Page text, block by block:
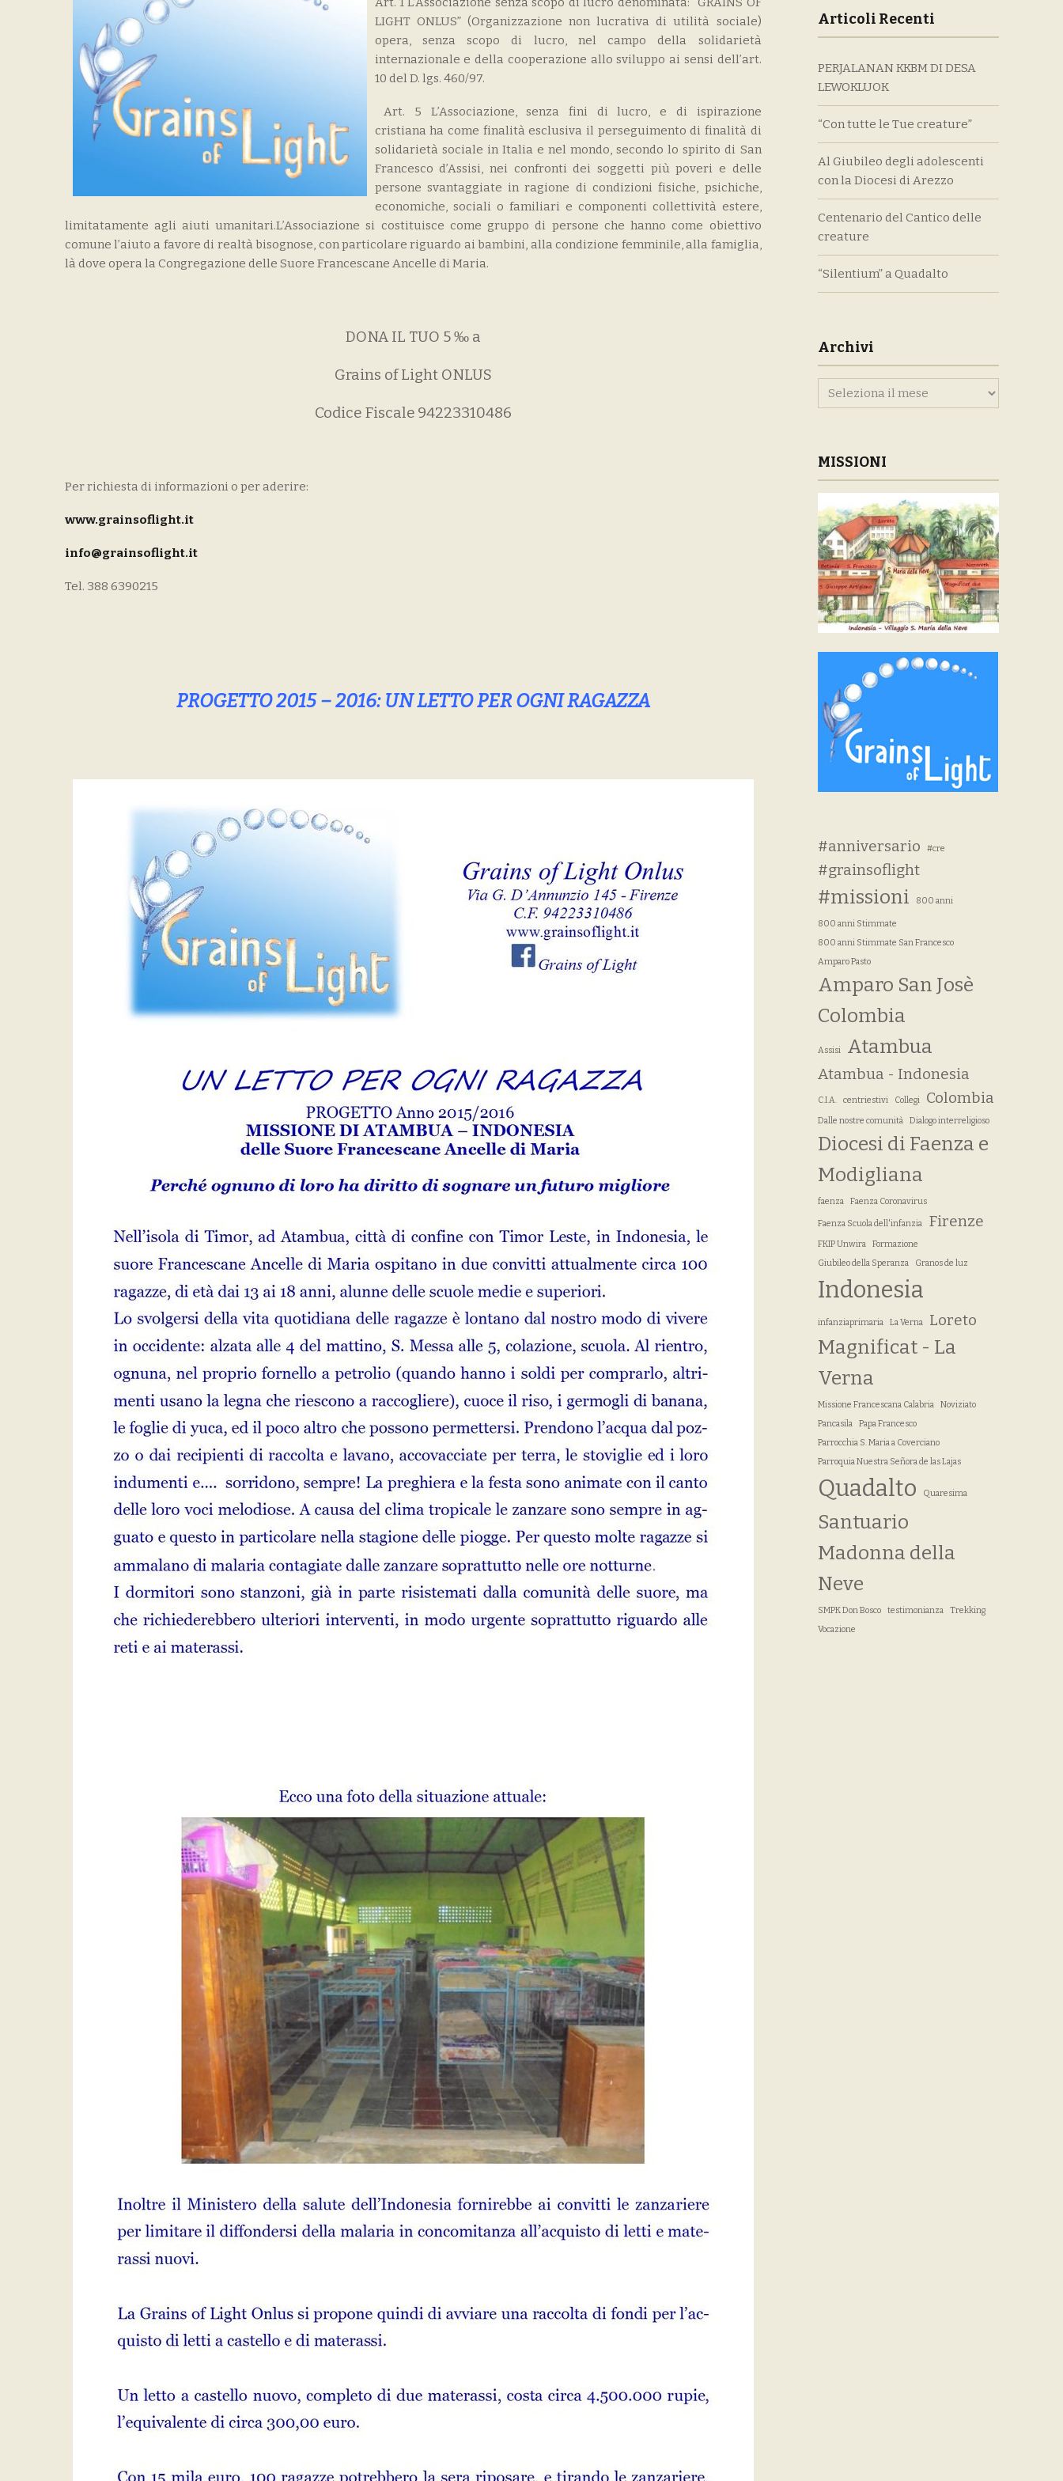
LIGHT ONLUS” (Organizzazione non lucrativa di utilità sociale)
opera, senza scopo di lucro, nel campo della solidarietà
internazionale e della cooperazione allo sviluppo ai sensi dell’art.
10 del D. lgs. 460/97.
Art. 5 L’Associazione, senza fini di lucro, e di ispirazione
cristiana ha come finalità esclusiva il perseguimento di finalità di
solidarietà sociale in Italia e nel mondo, secondo lo spirito di San
Francesco d’Assisi, nei confronti dei soggetti più poveri e delle
persone svantaggiate in ragione di condizioni fisiche, psichiche,
economiche, sociali o familiari e componenti collettività estere,
limitatamente agli aiuti umanitari.L’Associazione si costituisce come gruppo di persone che hanno come obiettivo
comune l’aiuto a favore di realtà bisognose, con particolare riguardo ai bambini, alla condizione femminile, alla famiglia,
là dove opera la Congregazione delle Suore Francescane Ancelle di Maria.
DONA IL TUO 5 ‰ a
Grains of Light ONLUS
Codice Fiscale 94223310486
Per richiesta di informazioni o per aderire:
www.grainsoflight.it
info@grainsoflight.it
Tel. 388 6390215
PROGETTO 2015 – 2016: UN LETTO PER OGNI RAGAZZA
Articoli Recenti
PERJALANAN KKBM DI DESA
LEWOKLUOK
“Con tutte le Tue creature”
Al Giubileo degli adolescenti
con la Diocesi di Arezzo
Centenario del Cantico delle
creature
“Silentium” a Quadalto
Archivi
Archivi
MISSIONI
#anniversario #cre
#grainsoflight
#missioni 800 anni
800 anni Stimmate
800 anni Stimmate San Francesco
Amparo Pasto
Amparo San Josè
Colombia
Assisi Atambua
Atambua - Indonesia
C.I.A. centriestivi Collegi Colombia
Dalle nostre comunità Dialogo interreligioso
Diocesi di Faenza e
Modigliana
faenza Faenza Coronavirus
Faenza Scuola dell'infanzia Firenze
FKIP Unwira
Formazione
Giubileo della Speranza
Granos de luz
Indonesia
infanziaprimaria La Verna Loreto
Magnificat - La
Verna
Missione Francescana Calabria
Noviziato
Pancasila
Papa Francesco
Parrocchia S. Maria a Coverciano
Parroquia Nuestra Señora de las Lajas
Quadalto Quaresima
Santuario
Madonna della
Neve
SMPK Don Bosco testimonianza
Trekking
Vocazione